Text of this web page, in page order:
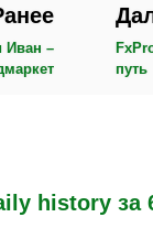
Иван –
путь
history за 6